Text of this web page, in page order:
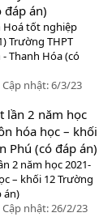
đáp án)
Hoá tốt nghiệp
Trường THPT
Thanh Hóa (có
Cập nhật:6/3/23
lần 2 năm học
hóa học – khối
Phú (có đáp án)
2 năm học 2021-
– khối 12 Trường
án)
Cập nhật:26/2/23